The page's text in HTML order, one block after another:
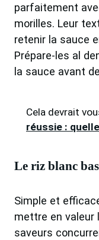
parfaitement
morilles. Leur
retenir la sauce
Prépare-les al
la sauce avant
Cela devrait
réussie :
Le riz blanc
Simple et
mettre en valeur
saveurs